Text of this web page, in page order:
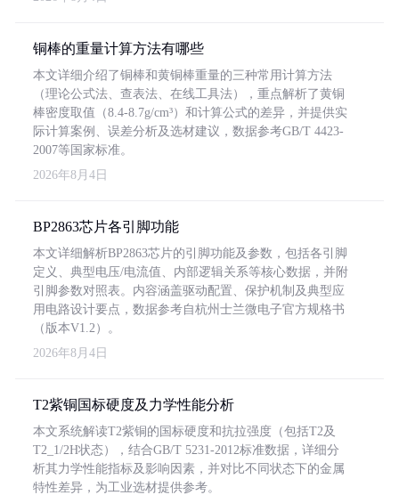
铜棒的重量计算方法有哪些
本文详细介绍了铜棒和黄铜棒重量的三种常用计算方法
（理论公式法、查表法、在线工具法），重点解析了黄铜
棒密度取值（8.4-8.7g/cm³）和计算公式的差异，并提供实
际计算案例、误差分析及选材建议，数据参考GB/T 4423-
2007等国家标准。
2026年8月4日
BP2863芯片各引脚功能
本文详细解析BP2863芯片的引脚功能及参数，包括各引脚
定义、典型电压/电流值、内部逻辑关系等核心数据，并附
引脚参数对照表。内容涵盖驱动配置、保护机制及典型应
用电路设计要点，数据参考自杭州士兰微电子官方规格书
（版本V1.2）。
2026年8月4日
T2紫铜国标硬度及力学性能分析
本文系统解读T2紫铜的国标硬度和抗拉强度（包括T2及
T2_1/2H状态），结合GB/T 5231-2012标准数据，详细分
析其力学性能指标及影响因素，并对比不同状态下的金属
特性差异，为工业选材提供参考。